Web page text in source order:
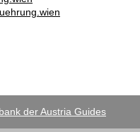
der Austria Guides